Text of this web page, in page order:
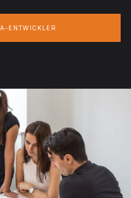
ENTWICKLER